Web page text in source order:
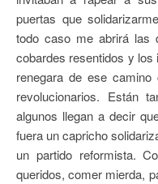
puertas que
todo caso me abrirá las
cobardes resentidos y los
renegara de ese
revolucionarios. Están
algunos llegan a decir
fuera un capricho
un partido reformista.
queridos, comer mierda,